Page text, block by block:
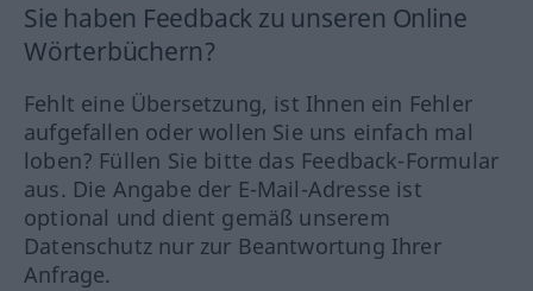
Sie haben Feedback zu unseren Online
Wörterbüchern?
Fehlt eine Übersetzung, ist Ihnen ein Fehler
aufgefallen oder wollen Sie uns einfach mal
loben? Füllen Sie bitte das Feedback-Formular
aus. Die Angabe der E-Mail-Adresse ist
optional und dient gemäß unserem
Datenschutz nur zur Beantwortung Ihrer
Anfrage.